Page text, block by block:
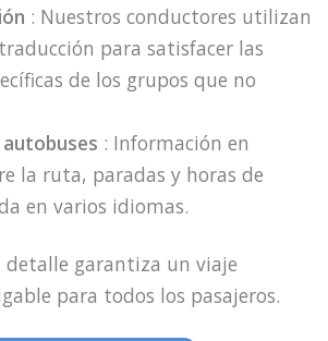
: Nuestros conductores utilizan
para satisfacer las
de los grupos que no
: Información en
la ruta, paradas y horas de
en varios idiomas.
detalle garantiza un viaje
para todos los pasajeros.